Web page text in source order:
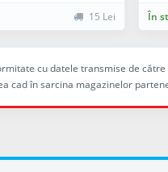
15 Lei În
cu datele transmise de
cad în sarcina magazinelor